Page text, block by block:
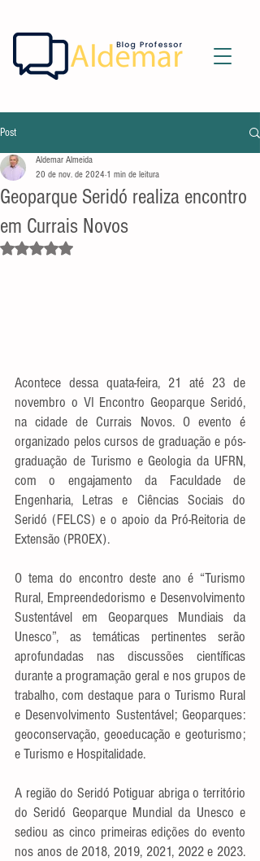
Post
Geoparque Seridó realiza encontro
em Currais Novos
Aldemar Almeida
20 de nov. de 2024 1 min de leitura
Avaliado com NaN de 5 estrelas.
Acontece dessa quata-feira, 21 até 23 de
novembro o VI Encontro Geoparque Seridó,
na cidade de Currais Novos. O evento é
organizado pelos cursos de graduação e pós-
graduação de Turismo e Geologia da UFRN,
com o engajamento da Faculdade de
Engenharia, Letras e Ciências Sociais do
Seridó (FELCS) e o apoio da Pró-Reitoria de
Extensão (PROEX).
O tema do encontro deste ano é “Turismo
Rural, Empreendedorismo e Desenvolvimento
Sustentável em Geoparques Mundiais da
Unesco”, as temáticas pertinentes serão
aprofundadas nas discussões científicas
durante a programação geral e nos grupos de
trabalho, com destaque para o Turismo Rural
e Desenvolvimento Sustentável; Geoparques:
geoconservação, geoeducação e geoturismo;
e Turismo e Hospitalidade.
A região do Seridó Potiguar abriga o território
do Seridó Geoparque Mundial da Unesco e
sediou as cinco primeiras edições do evento
nos anos de 2018, 2019, 2021, 2022 e 2023.